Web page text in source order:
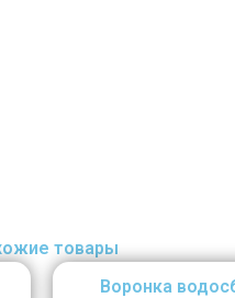
товары
Воронка